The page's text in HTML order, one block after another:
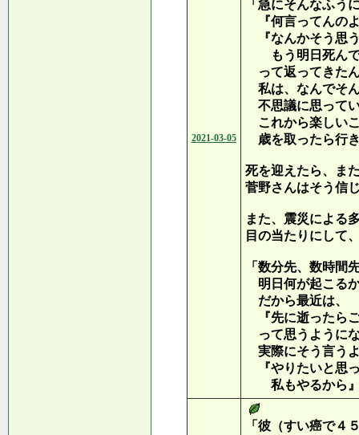
2021-03-05
「急にそんなふう
『何言ってんの
『なんかそう思
もう明日死んで
って返ってきた
私は、なんでそ
不思議に思って
これから楽しい
歳を取ったら行
死を迎えたら、ま
菅野さんはそう信
また、震災による
目の当たりにして
「数分先、数時間
明日何が起こる
だから最近は、
『先に逝ったら
って思うように
実際にそう言う
『やりたいと思
私もやるから』
「彼（すい癌で４